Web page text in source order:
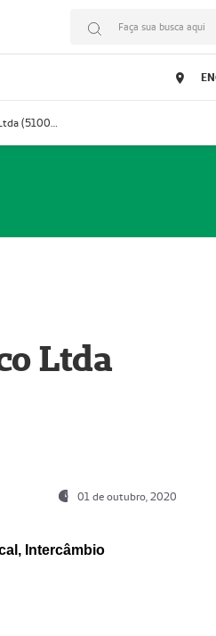
Faça sua busca aqui
Prestador Mosaicum Espaço Clínico Ltda (51004352-0)
Ltda
01 de outubro, 2020
Intercâmbio